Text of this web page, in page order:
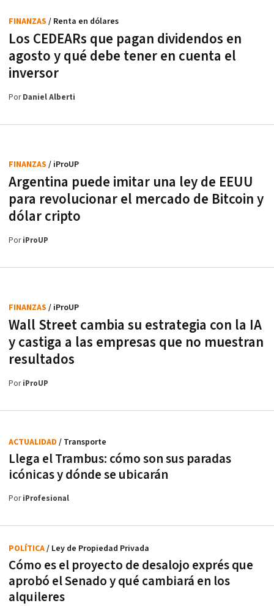
Los CEDEARs que pagan dividendos en
agosto y qué debe tener en cuenta el
inversor
FINANZAS / Renta en dólares
PorDaniel Alberti
Argentina puede imitar una ley de EEUU
para revolucionar el mercado de Bitcoin y
dólar cripto
FINANZAS / iProUP
PoriProUP
Wall Street cambia su estrategia con la IA
y castiga a las empresas que no muestran
resultados
FINANZAS / iProUP
PoriProUP
Llega el Trambus: cómo son sus paradas
icónicas y dónde se ubicarán
ACTUALIDAD / Transporte
PoriProfesional
Cómo es el proyecto de desalojo exprés que
aprobó el Senado y qué cambiará en los
alquileres
POLÍTICA/ Ley de Propiedad Privada